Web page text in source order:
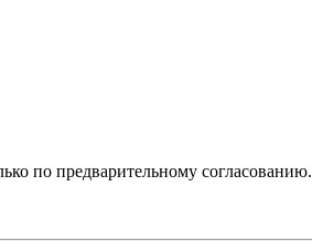
по предварительному согласованию.